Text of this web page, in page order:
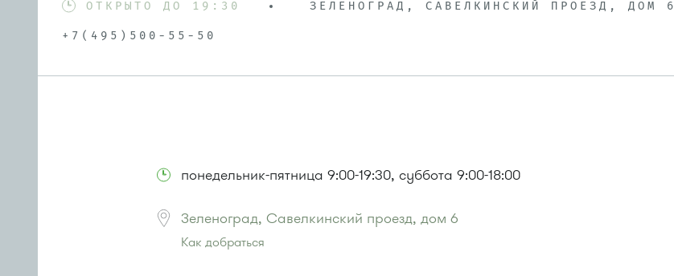
ОТКРЫТО ДО 19:30 ЗЕЛЕНОГРАД, САВЕЛКИНСКИЙ ПРОЕЗД, ДОМ 6
+7(495)500-55-50
понедельник-пятница 9:00-19:30, суббота 9:00-18:00
Зеленоград, Савелкинский проезд, дом 6
Как добраться